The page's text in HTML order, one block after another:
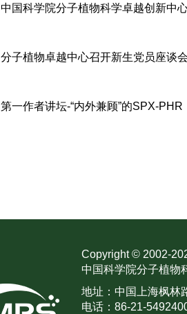
中国科学院分子植物科学卓越创新中
分子植物卓越中心召开新生党员座谈
第一作者讲坛-“内外兼顾”的SPX-PHR
Copyright © 2002-
中国科学院分子植物
地址：中国上海枫林
电话：86-21-